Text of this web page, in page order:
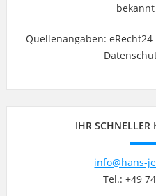
Quellenangaben:
IHR SCHNELLER
info@hans-
Tel.: +49